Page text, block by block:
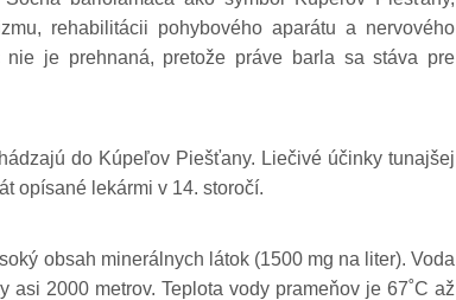
rehabilitácii pohybového aparátu a nervového
je prehnaná, pretože práve barla sa stáva pre
do Kúpeľov Piešťany. Liečivé účinky tunajšej
opísané lekármi v 14. storočí.
obsah minerálnych látok (1500 mg na liter). Voda
2000 metrov. Teplota vody prameňov je 67˚C až